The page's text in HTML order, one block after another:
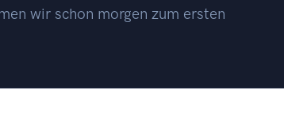
wir schon morgen zum ersten